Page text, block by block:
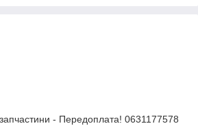
- Передоплата! 0631177578